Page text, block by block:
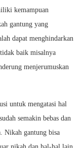
kemampuan
gantung yang
dapat menghindarkan
baik misalnya
menjerumuskan
untuk mengatasi hal
semakin bebas dan
Nikah gantung bisa